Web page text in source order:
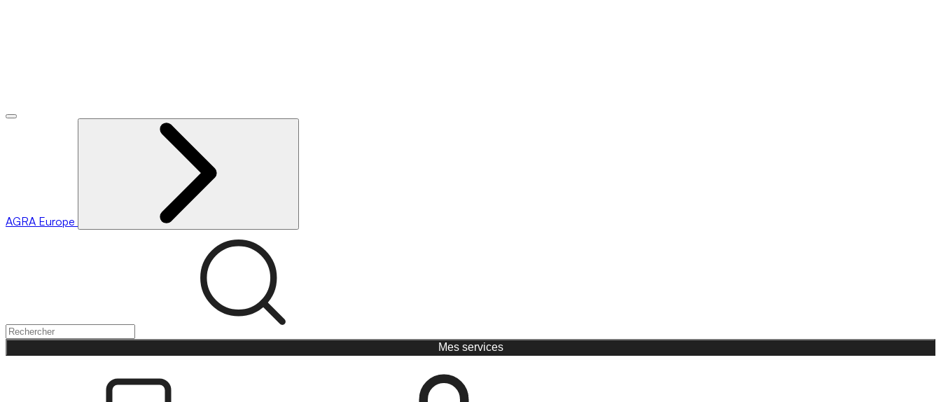
AGRA Europe
Mes services